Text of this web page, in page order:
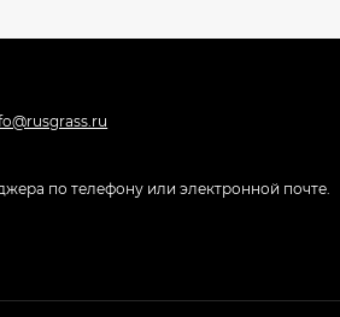
по телефону или электронной почте.